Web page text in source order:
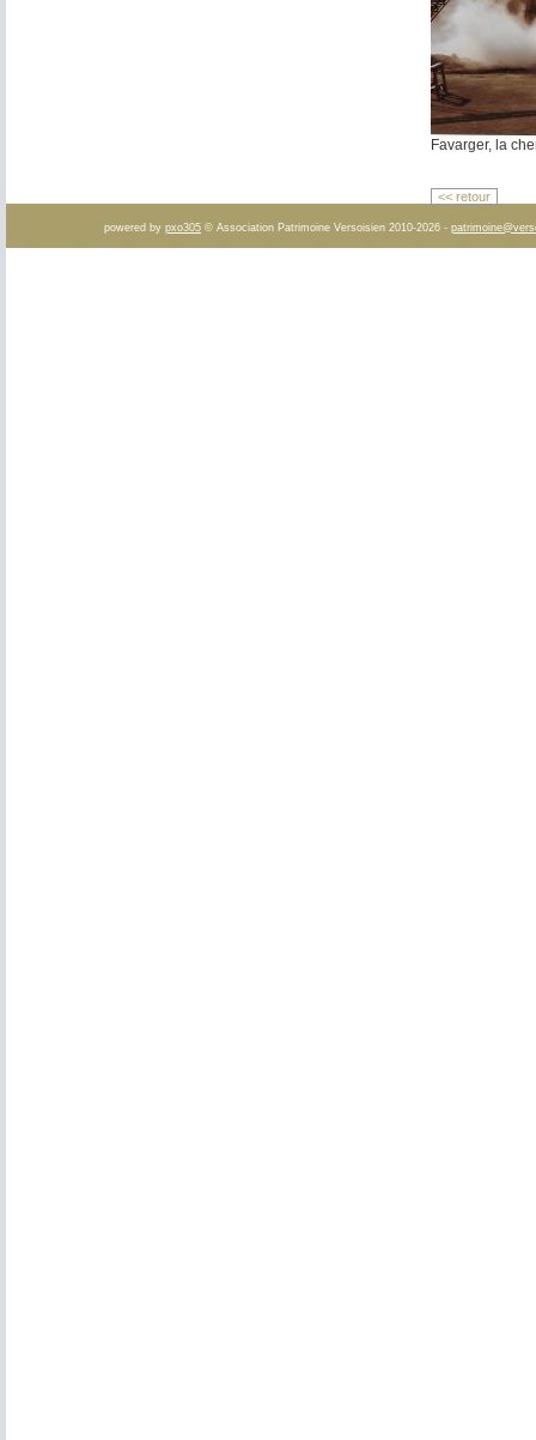
Favarger, la
<< retour
powered by pxo305 © Association Patrimoine Versoisien 2010-2026 -